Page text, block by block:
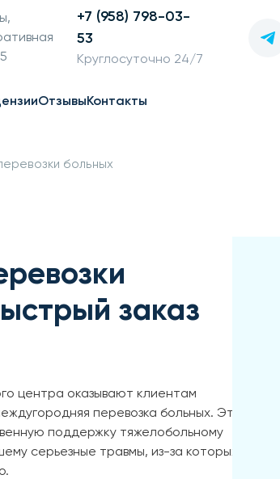
+7 (958) 798-03-
53
Круглосуточно 24/7
ОтзывыКонтакты
больных
заказ
центра оказывают клиентам
перевозка больных. Эта
поддержку тяжелобольному
серьезные травмы, из-за которых